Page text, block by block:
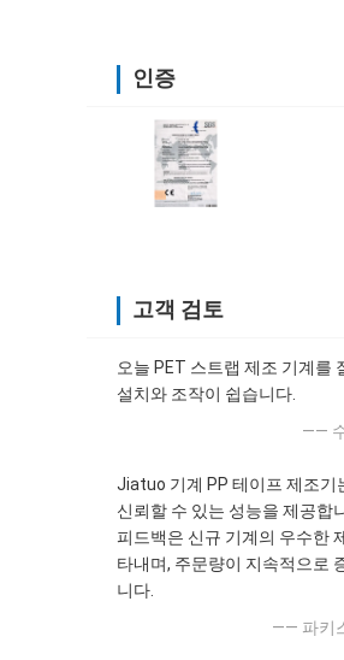
인증
고객 검토
오늘 PET 스트랩 제조 기계를
설치와 조작이 쉽습니다.
——
Jiatuo 기계 PP 테이프 제조기
신뢰할 수 있는 성능을 제공합
피드백은 신규 기계의 우수한
타내며, 주문량이 지속적으로
니다.
—— 파키